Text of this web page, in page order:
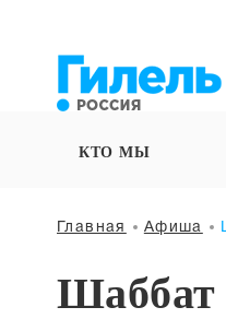
КТО МЫ
Главная Афиша
Шаббат